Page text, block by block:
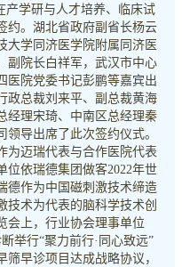
产学研与人才培养、临床试
约。湖北省政府副省长杨云
大学同济医学院附属同济医
副院长白祥军，武汉市中心
医院党委书记彭鹏等嘉宾出
政总裁刘来平、副总裁黄海
经理宋琦、中南区总经理秦
导出席了此次签约仪式。
为迈瑞代表与合作医院代表
位依瑞德集团做客2022年世
德作为中国磁刺激技术缔造
技术为代表的脑科学技术创
会上，行业协会理事单位
举行“聚力前行·同心致远”
早诊项目达成战略协议，